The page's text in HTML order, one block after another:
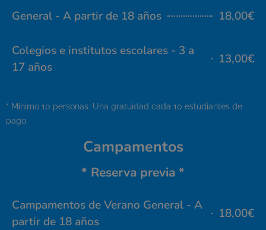
General - A partir de 18 años 18,00€
Colegios e institutos escolares - 3 a
17 años
13,00€
* Mínimo 10 personas. Una gratuidad cada 10 estudiantes de
pago.
Campamentos
* Reserva previa *
Campamentos de Verano General - A
partir de 18 años
18,00€